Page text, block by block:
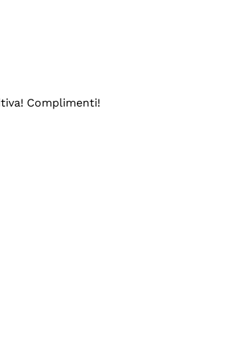
Complimenti!